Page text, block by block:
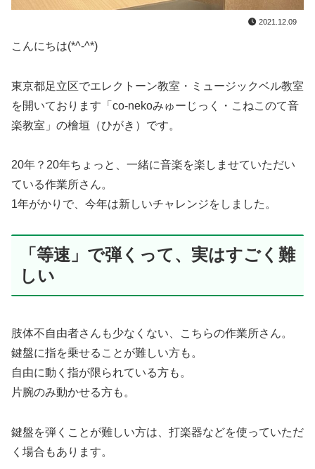
2021.12.09
こんにちは(*^-^*)
東京都足立区でエレクトーン教室・ミュージックベル教室
を開いております「co-nekoみゅーじっく・こねこのて音
楽教室」の檜垣（ひがき）です。
20年？20年ちょっと、一緒に音楽を楽しませていただい
ている作業所さん。
1年がかりで、今年は新しいチャレンジをしました。
「等速」で弾くって、実はすごく難
しい
肢体不自由者さんも少なくない、こちらの作業所さん。
鍵盤に指を乗せることが難しい方も。
自由に動く指が限られている方も。
片腕のみ動かせる方も。
鍵盤を弾くことが難しい方は、打楽器などを使っていただ
く場合もあります。